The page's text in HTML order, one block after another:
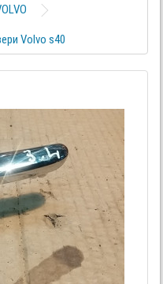
Volvo s40